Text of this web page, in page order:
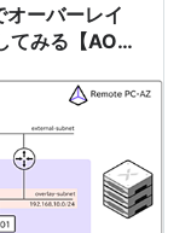
ーバーレイ
てみる【AOS